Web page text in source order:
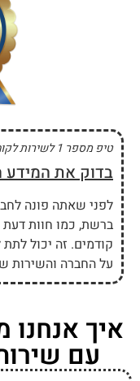
טיפ מספר 1 לשירות לקוחות טוב יותר:
בדוק את המידע
לפני שאתה פונה
ברשת, כמו חוות דעת
קודמים. זה יכול
על החברה והשירות
איך אנחנו
עם